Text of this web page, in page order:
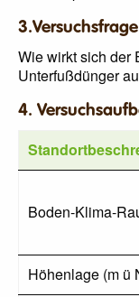
3.Versuchsfrage
Wie wirkt sich der
Unterfußdünger
4.
Boden-Klima-
Höhenlage (m ü